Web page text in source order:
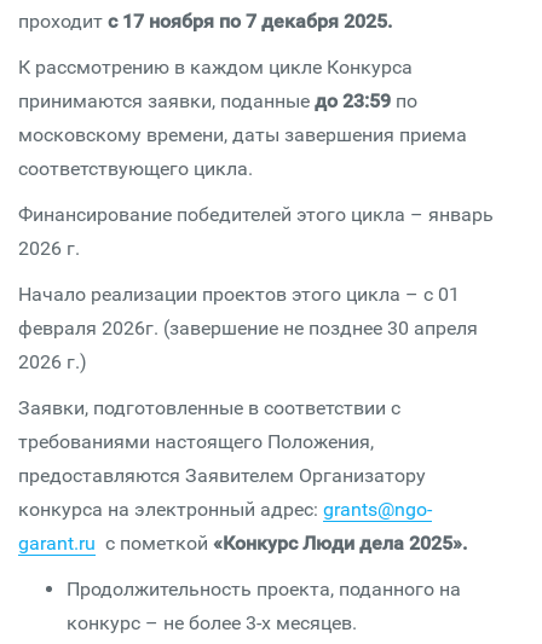
проходит с 17 ноября по 7 декабря 2025.
К рассмотрению в каждом цикле Конкурса
принимаются заявки, поданные до 23:59 по
московскому времени, даты завершения приема
соответствующего цикла.
Финансирование победителей этого цикла – январь
2026 г.
Начало реализации проектов этого цикла – с 01
февраля 2026г. (завершение не позднее 30 апреля
2026 г.)
Заявки, подготовленные в соответствии с
требованиями настоящего Положения,
предоставляются Заявителем Организатору
конкурса на электронный адрес: grants@ngo-
garant.ru с пометкой «Конкурс Люди дела 2025».
Продолжительность проекта, поданного на
конкурс – не более 3-х месяцев.